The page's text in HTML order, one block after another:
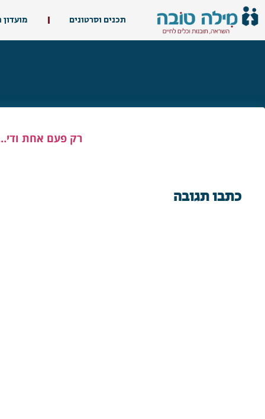
תכנים וסרטונים מועדון
רק פעם אחת
כתבו תגובה